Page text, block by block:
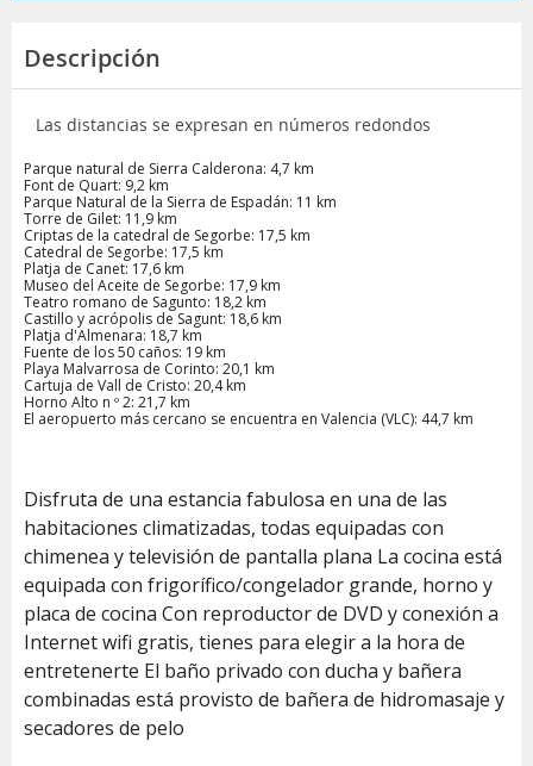
Descripción
Las distancias se expresan en números redondos
Parque natural de Sierra Calderona: 4,7 km
Font de Quart: 9,2 km
Parque Natural de la Sierra de Espadán: 11 km
Torre de Gilet: 11,9 km
Criptas de la catedral de Segorbe: 17,5 km
Catedral de Segorbe: 17,5 km
Platja de Canet: 17,6 km
Museo del Aceite de Segorbe: 17,9 km
Teatro romano de Sagunto: 18,2 km
Castillo y acrópolis de Sagunt: 18,6 km
Platja d'Almenara: 18,7 km
Fuente de los 50 caños: 19 km
Playa Malvarrosa de Corinto: 20,1 km
Cartuja de Vall de Cristo: 20,4 km
Horno Alto n º 2: 21,7 km
El aeropuerto más cercano se encuentra en Valencia (VLC): 44,7 km
Disfruta de una estancia fabulosa en una de las
habitaciones climatizadas, todas equipadas con
chimenea y televisión de pantalla plana La cocina está
equipada con frigorífico/congelador grande, horno y
placa de cocina Con reproductor de DVD y conexión a
Internet wifi gratis, tienes para elegir a la hora de
entretenerte El baño privado con ducha y bañera
combinadas está provisto de bañera de hidromasaje y
secadores de pelo